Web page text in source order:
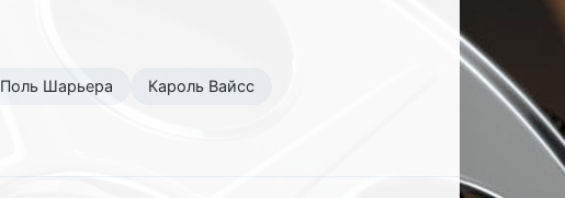
Поль Шарьера
Кароль Вайсс